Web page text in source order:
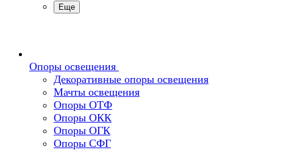
Еще
Опоры освещения
Декоративные опоры освещения
Мачты освещения
Опоры ОТФ
Опоры ОКК
Опоры ОГК
Опоры СФГ